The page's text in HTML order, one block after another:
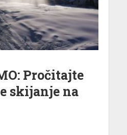
Pročitajte
skijanje na